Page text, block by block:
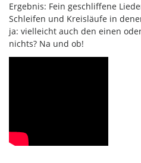
Ergebnis: Fein geschliffene
Schleifen und Kreisläufe in
ja: vielleicht auch den einen
nichts? Na und ob!